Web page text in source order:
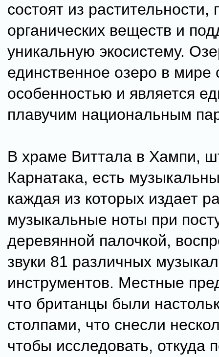
состоят из растительности,
органических веществ и
уникальную экосистему.
единственное озеро в мире
особенностью и является
плавучим национальным
В храме Виттала в Хампи,
Карнатака, есть
каждая из которых издает
музыкальные ноты при
деревянной палочкой,
звуки 81 различных
инструментов. Местные
что британцы были
столпами, что снесли
чтобы исследовать, откуда